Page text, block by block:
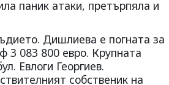
паник атаки, претърпяла и
Дишлиева е погната за
3 083 800 евро. Крупната
Евлоги Георгиев.
собственик на